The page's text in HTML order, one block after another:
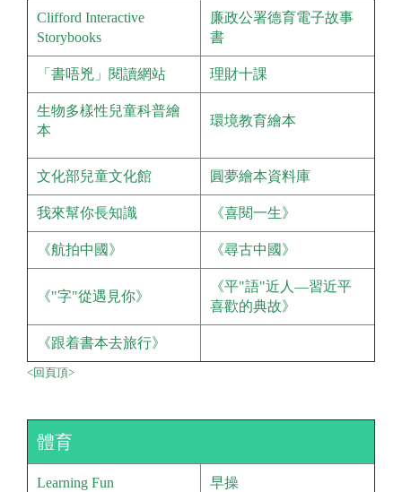
Clifford Interactive
Storybooks
廉政公署德育電子故事
書
「書唔兇」閱讀網站 理財十課
生物多樣性兒童科普繪
本
環境教育繪本
文化部兒童文化館 圓夢繪本資料庫
我來幫你長知識 《喜閱一生》
《航拍中國》 《尋古中國》
《"字"從遇見你》
《平"語"近人—習近平
喜歡的典故》
《跟着書本去旅行》
<回頁頂>
體育
Learning Fun 早操